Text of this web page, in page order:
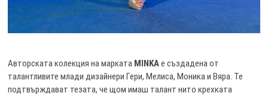
Авторската колекция на марката MINKAе създадена от
талантливите млади дизайнери Гери, Мелиса, Моника и Вяра. Те
подтвърждават тезата, че щом имаш талант нито крехката